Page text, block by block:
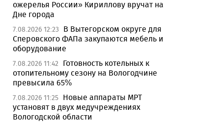
ожерелья России» Кириллову вручат на
Дне города
7.08.2026 12:23
В Вытегорском округе для
Сперовского ФАПа закупаются мебель и
оборудование
7.08.2026 11:42
Готовность котельных к
отопительному сезону на Вологодчине
превысила 65%
7.08.2026 11:25 Новые аппараты МРТ
установят в двух медучреждениях
Вологодской области